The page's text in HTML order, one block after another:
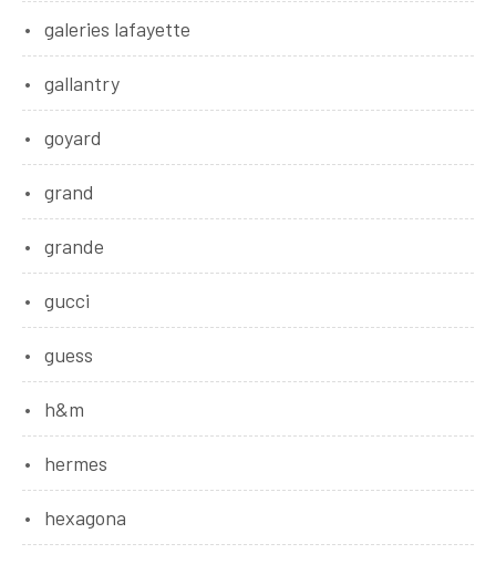
galeries lafayette
gallantry
goyard
grand
grande
gucci
guess
h&m
hermes
hexagona